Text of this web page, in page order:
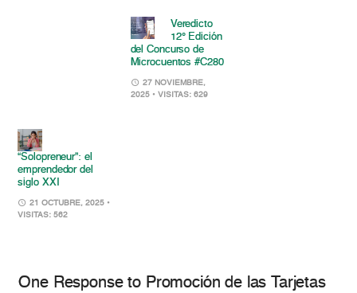
Veredicto
12° Edición
del Concurso de
Microcuentos #C280
27 NOVIEMBRE,
2025 • VISITAS: 629
“Solopreneur”: el
emprendedor del
siglo XXI
21 OCTUBRE, 2025 •
VISITAS: 562
One Response to Promoción de las Tarjetas